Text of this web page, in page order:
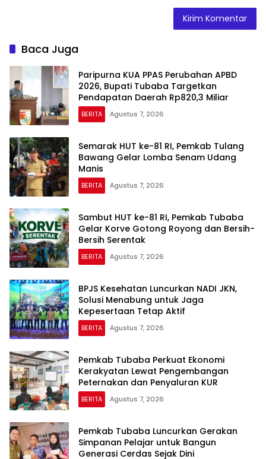
Baca Juga
Paripurna KUA PPAS Perubahan APBD
2026, Bupati Tubaba Targetkan
Pendapatan Daerah Rp820,3 Miliar
BERITA Agustus 7, 2026
Semarak HUT ke-81 RI, Pemkab Tulang
Bawang Gelar Lomba Senam Udang
Manis
BERITA Agustus 7, 2026
Sambut HUT ke-81 RI, Pemkab Tubaba
Gelar Korve Gotong Royong dan Bersih-
Bersih Serentak
BERITA Agustus 7, 2026
BPJS Kesehatan Luncurkan NADI JKN,
Solusi Menabung untuk Jaga
Kepesertaan Tetap Aktif
BERITA Agustus 7, 2026
Pemkab Tubaba Perkuat Ekonomi
Kerakyatan Lewat Pengembangan
Peternakan dan Penyaluran KUR
BERITA Agustus 7, 2026
Pemkab Tubaba Luncurkan Gerakan
Simpanan Pelajar untuk Bangun
Generasi Cerdas Sejak Dini